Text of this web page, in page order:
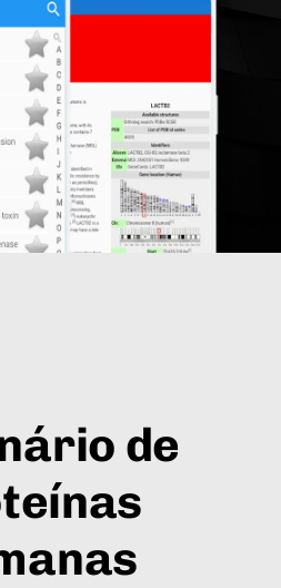
de